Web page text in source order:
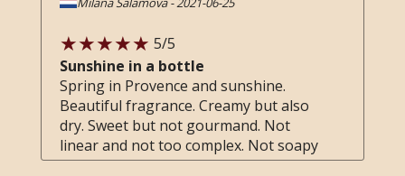
naar de zomervakanties als kind in
Frankrijk. Ik kwam voor iets anders,
maar er ging ook een flesje Angelique
mee naar huis. Leuke ontdekking!
5/5
Sunshine in a bottle
Spring in Provence and sunshine.
Beautiful fragrance. Creamy but also
dry. Sweet but not gourmand. Not
linear and not too complex. Not soapy
at all. Very distinct but wearable. In